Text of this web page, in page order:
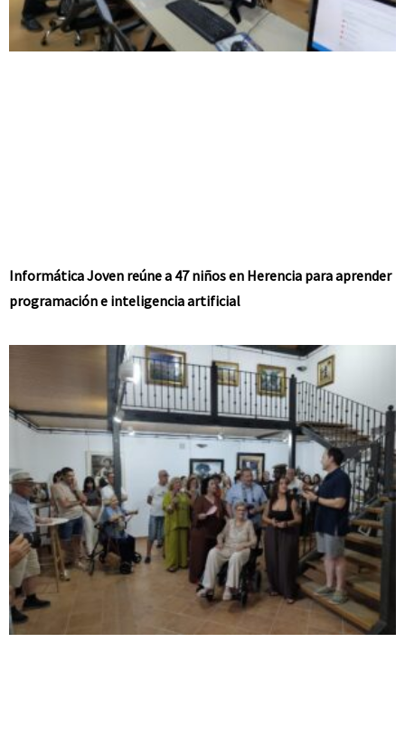
Informática Joven reúne a 47 niños en Herencia para aprender
programación e inteligencia artificial